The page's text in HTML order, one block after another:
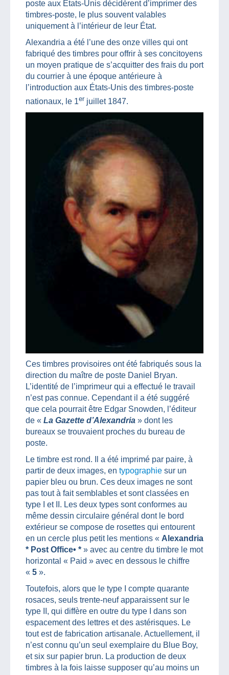
poste aux États-Unis décidèrent d’imprimer des
timbres-poste, le plus souvent valables
uniquement à l’intérieur de leur État.
Alexandria a été l’une des onze villes qui ont
fabriqué des timbres pour offrir à ses concitoyens
un moyen pratique de s’acquitter des frais du port
du courrier à une époque antérieure à
l’introduction aux États-Unis des timbres-poste
nationaux, le 1er juillet 1847.
Ces timbres provisoires ont été fabriqués sous la
direction du maître de poste Daniel Bryan.
L’identité de l’imprimeur qui a effectué le travail
n’est pas connue. Cependant il a été suggéré
que cela pourrait être Edgar Snowden, l’éditeur
de « La Gazette d’Alexandria » dont les
bureaux se trouvaient proches du bureau de
poste.
Le timbre est rond. Il a été imprimé par paire, à
partir de deux images, en typographie sur un
papier bleu ou brun. Ces deux images ne sont
pas tout à fait semblables et sont classées en
type I et II. Les deux types sont conformes au
même dessin circulaire général dont le bord
extérieur se compose de rosettes qui entourent
en un cercle plus petit les mentions « Alexandria
* Post Office• * » avec au centre du timbre le mot
horizontal « Paid » avec en dessous le chiffre
« 5 ».
Toutefois, alors que le type I compte quarante
rosaces, seuls trente-neuf apparaissent sur le
type II, qui diffère en outre du type I dans son
espacement des lettres et des astérisques. Le
tout est de fabrication artisanale. Actuellement, il
n’est connu qu’un seul exemplaire du Blue Boy,
et six sur papier brun. La production de deux
timbres à la fois laisse supposer qu’au moins un